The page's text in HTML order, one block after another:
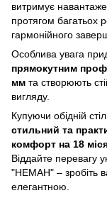
витримує
протягом багатьох
гармонійного
Особлива увага
прямокутним
мм та створюють
вигляду.
Купуючи обідній стіл
стильний та
комфорт на 18
Віддайте перевагу
"НЕМАН" – зробіть
елегантною.